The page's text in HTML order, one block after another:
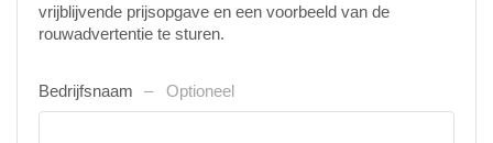
vrijblijvende prijsopgave en een voorbeeld van de
rouwadvertentie te sturen.
Bedrijfsnaam Optioneel